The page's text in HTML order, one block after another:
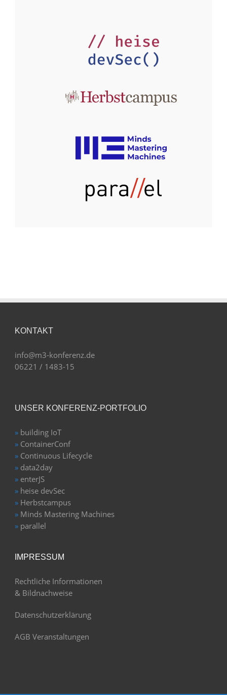
KONTAKT
info@m3-konferenz.de
06221 / 1483-15
UNSER KONFERENZ-PORTFOLIO
» building IoT
» ContainerConf
» Continuous Lifecycle
» data2day
» enterJS
» heise devSec
» Herbstcampus
» Minds Mastering Machines
» parallel
IMPRESSUM
Rechtliche Informationen
& Bildnachweise
Datenschutzerklärung
AGB Veranstaltungen